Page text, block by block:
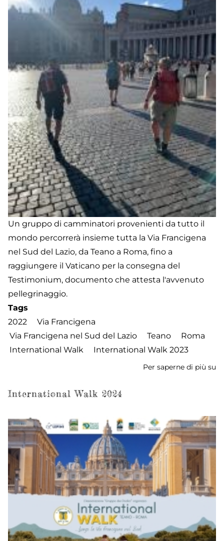
Un gruppo di camminatori provenienti da tutto il
mondo percorrerà insieme tutta la Via Francigena
nel Sud del Lazio, da Teano a Roma, fino a
raggiungere il Vaticano per la consegna del
Testimonium, documento che attesta l'avvenuto
pellegrinaggio.
Tags
2022
Via Francigena
Via Francigena nel Sud del Lazio
Teano
Roma
International Walk
International Walk 2023
Per saperne di più su
International Walk 2024